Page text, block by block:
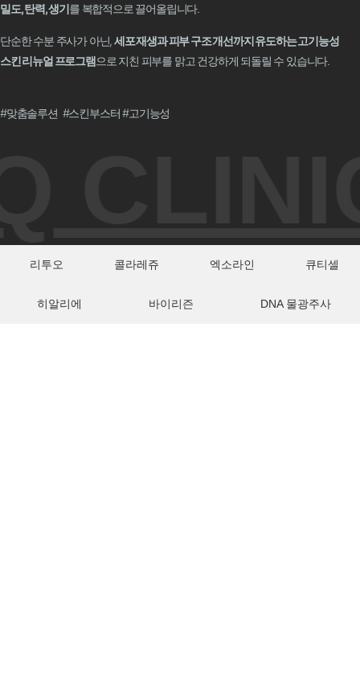
밀도, 탄력, 생기를 복합적으로 끌어올립니다.
단순한 수분 주사가 아닌,세포 재생과 피부 구조 개선까지 유도하는 고기능성
스킨 리뉴얼 프로그램으로 지친 피부를 맑고 건강하게 되돌릴 수 있습니다.
#맞춤솔루션 #스킨부스터 #고기능성
리투오 콜라레쥬 엑소라인 큐티셀
히알리에 바이리즌 DNA 물광주사